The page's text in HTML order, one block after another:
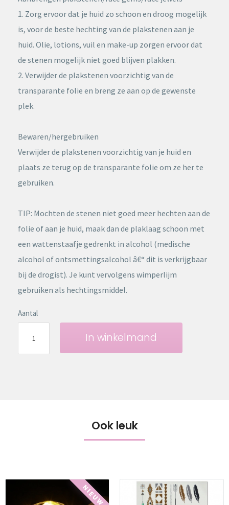
1. Zorg ervoor dat je huid zo schoon en droog mogelijk
is, voor de beste hechting van de plakstenen aan je
huid. Olie, lotions, vuil en make-up zorgen ervoor dat
de stenen mogelijk niet goed blijven plakken.
2. Verwijder de plakstenen voorzichtig van de
transparante folie en breng ze aan op de gewenste
plek.
Bewaren/hergebruiken
Verwijder de plakstenen voorzichtig van je huid en
plaats ze terug op de transparante folie om ze her te
gebruiken.
TIP: Mochten de stenen niet goed meer hechten aan de
folie of aan je huid, maak dan de plaklaag schoon met
een wattenstaafje gedrenkt in alcohol (medische
alcohol of ontsmettingsalcohol â€“ dit is verkrijgbaar
bij de drogist). Je kunt vervolgens wimperlijm
gebruiken als hechtingsmiddel.
Aantal
In winkelmand
Ook leuk